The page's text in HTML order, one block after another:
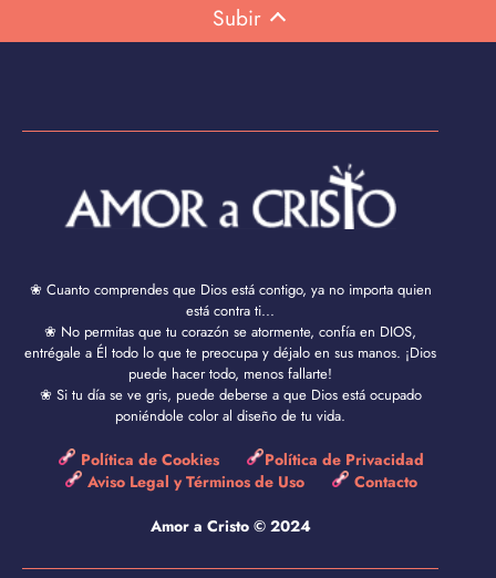
Subir
❀ Cuanto comprendes que Dios está contigo, ya no importa quien
está contra ti...
❀ No permitas que tu corazón se atormente, confía en DIOS,
entrégale a Él todo lo que te preocupa y déjalo en sus manos. ¡Dios
puede hacer todo, menos fallarte!
❀ Si tu día se ve gris, puede deberse a que Dios está ocupado
poniéndole color al diseño de tu vida.
Política de Cookies
Política de Privacidad
Aviso Legal y Términos de Uso
Contacto
Amor a Cristo © 2024